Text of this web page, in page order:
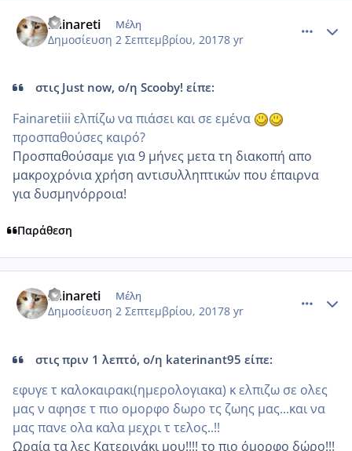
Fainareti Μέλη
Δημοσίευση 2 Σεπτεμβρίου, 20178 yr
στις Just now, ο/η Scooby! είπε:
Fainaretiii ελπίζω να πιάσει και σε εμένα
προσπαθούσες καιρό?
Προσπαθούσαμε για 9 μήνες μετα τη διακοπή απο
μακροχρόνια χρήση αντισυλληπτικών που έπαιρνα
για δυσμηνόρροια!
Παράθεση
Fainareti Μέλη
Δημοσίευση 2 Σεπτεμβρίου, 20178 yr
στις πριν 1 λεπτό, ο/η katerinant95 είπε:
εφυγε τ καλοκαιρακι(ημερολογιακα) κ ελπιζω σε ολες
μας ν αφησε τ πιο ομορφο δωρο τς ζωης μας...και να
μας πανε ολα καλα μεχρι τ τελος..!!
Ωραία τα λες Κατερινάκι μου!!!! το πιο όμορφο δώρο!!!